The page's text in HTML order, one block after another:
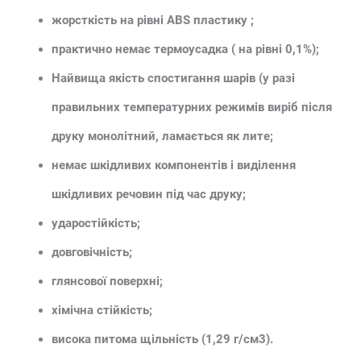
жорсткість на рівні ABS пластику ;
практично немає термоусадка ( на рівні 0,1%);
Найвища якість спостигання шарів (у разі
правильних температурних режимів виріб після
друку монолітний, ламається як лите;
немає шкідливих компонентів і виділення
шкідливих речовин під час друку;
ударостійкість;
довговічність;
глянсової поверхні;
хімічна стійкість;
висока питома щільність (1,29 г/см3).